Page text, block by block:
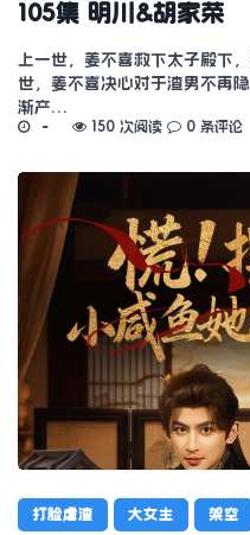
105集 明川&胡家荣
上一世，姜不喜救下太子殿下
世，姜不喜决心对于渣男不再
渐产…
150 次阅读 0 条评论
打脸虐渣 大女主 架空